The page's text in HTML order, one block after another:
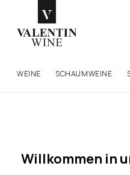
WEINE SCHAUMWEINE
Willkommen in